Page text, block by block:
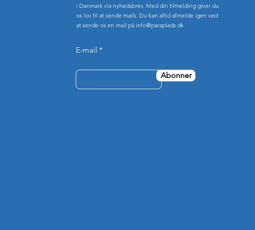
i Danmark via nyhedsbrev. Med din tilmelding giver du
os lov til at sende mails. Du kan altid afmelde igen ved
at sende os en mail på info@paraplads.dk
E-mail
Abonner